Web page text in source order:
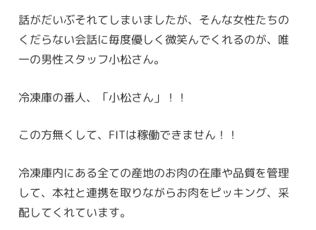
話がだいぶそれてしまいましたが、そんな女性たちの
くだらない会話に毎度優しく微笑んでくれるのが、唯
一の男性スタッフ小松さん。
冷凍庫の番人、「小松さん」！！
この方無くして、FITは稼働できません！！
冷凍庫内にある全ての産地のお肉の在庫や品質を管理
して、本社と連携を取りながらお肉をピッキング、采
配してくれています。